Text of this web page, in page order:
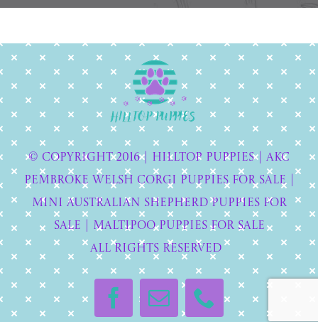
© Copyright 2016 | Hilltop Puppies | AKC
Pembroke WELSH CORGI PUPPIES FOR SALE |
MINI AUSTRALIAN SHEPHERD PUPPIES FOR
SALE | Maltipoo puppies for sale
All Rights Reserved